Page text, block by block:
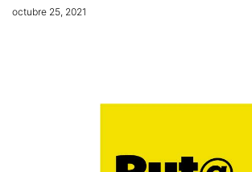
octubre 25, 2021